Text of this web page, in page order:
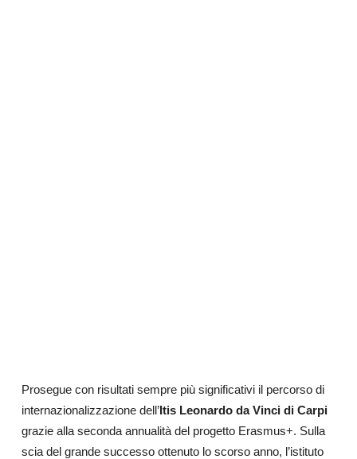
Prosegue con risultati sempre più significativi il percorso di
internazionalizzazione dell’Itis Leonardo da Vinci di Carpi
grazie alla seconda annualità del progetto Erasmus+. Sulla
scia del grande successo ottenuto lo scorso anno, l’istituto